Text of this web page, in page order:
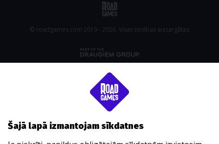
© roadgames.com 2019 - 2026. Visas tiesības aizsargātas
Šajā lapā izmantojam sīkdatnes